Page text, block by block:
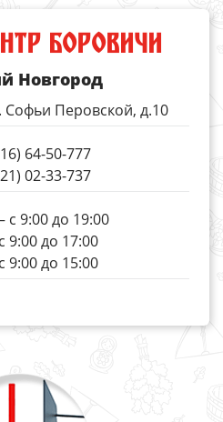
БОРОВИЧИ
Новгород
Софьи Перовской, д.10
64-50-777
02-33-737
с 9:00 до 19:00
9:00 до 17:00
9:00 до 15:00